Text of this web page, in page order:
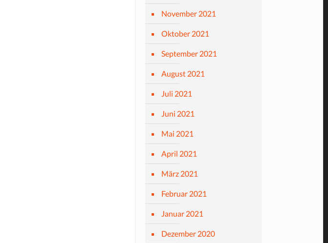
November 2021
Oktober 2021
September 2021
August 2021
Juli 2021
Juni 2021
Mai 2021
April 2021
März 2021
Februar 2021
Januar 2021
Dezember 2020